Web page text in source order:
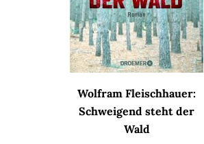
Wolfram Fleischhauer:
Schweigend steht der
Wald